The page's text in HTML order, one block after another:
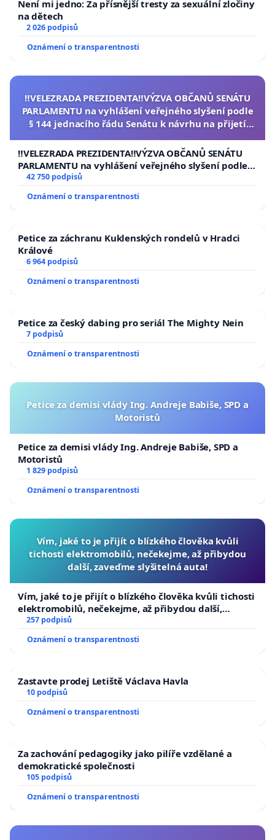
Není mi jedno: Za přísnější tresty za sexuální zločiny
na dětech
2 026 podpisů
Oznámení o transparentnosti
‼️VELEZRADA PREZIDENTA‼️VÝZVA OBČANŮ SENÁTU
PARLAMENTU na vyhlášení veřejného slyšení podle
§ 144 jednacího řádu Senátu k návrhu na přijetí
republiky
‼️VELEZRADA PREZIDENTA‼️VÝZVA OBČANŮ SENÁTU
PARLAMENTU na vyhlášení veřejného slyšení podle §
144 jednacího řádu Senátu k návrhu na přijetí
republiky
42 750 podpisů
Oznámení o transparentnosti
Petice za záchranu Kuklenských rondelů v Hradci
Králové
6 964 podpisů
Oznámení o transparentnosti
Petice za český dabing pro seriál The Mighty Nein
7 podpisů
Oznámení o transparentnosti
Petice za demisi vlády Ing. Andreje Babiše, SPD a
Motoristů
Petice za demisi vlády Ing. Andreje Babiše, SPD a
Motoristů
1 829 podpisů
Oznámení o transparentnosti
Vím, jaké to je přijít o blízkého člověka kvůli
tichosti elektromobilů, nečekejme, až přibydou
další, zaveďme slyšitelná auta!
Vím, jaké to je přijít o blízkého člověka kvůli tichosti
elektromobilů, nečekejme, až přibydou další,
zaveďme slyšitelná auta!
257 podpisů
Oznámení o transparentnosti
Zastavte prodej Letiště Václava Havla
10 podpisů
Oznámení o transparentnosti
Za zachování pedagogiky jako pilíře vzdělané a
demokratické společnosti
105 podpisů
Oznámení o transparentnosti